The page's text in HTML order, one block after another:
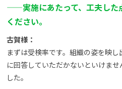
——実施にあたって、工夫し
ください。
古賀様：
まずは受検率です。組織の姿を映
に回答していただかないといけま
した。